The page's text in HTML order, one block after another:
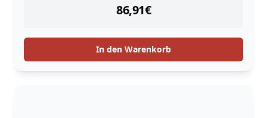
86,91€
instock
In den Warenkorb